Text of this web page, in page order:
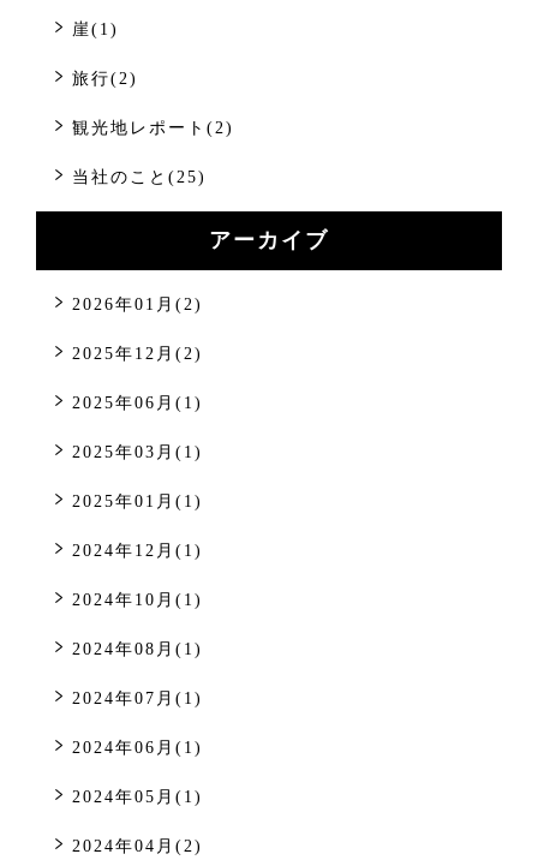
崖(1)
旅行(2)
観光地レポート(2)
当社のこと(25)
アーカイブ
2026年01月(2)
2025年12月(2)
2025年06月(1)
2025年03月(1)
2025年01月(1)
2024年12月(1)
2024年10月(1)
2024年08月(1)
2024年07月(1)
2024年06月(1)
2024年05月(1)
2024年04月(2)